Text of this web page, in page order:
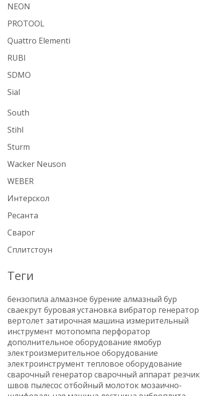
NEON
PROTOOL
Quattro Elementi
RUBI
SDMO
Sial
South
Stihl
Sturm
Wacker Neuson
WEBER
Интерскол
Ресанта
Сварог
Сплитстоун
Теги
бензопила алмазное бурение алмазный бур
сваекрут буровая установка вибратор генератор
вертолет затирочная машина измерительный
инструмент мотопомпа перфоратор
дополнительное оборудование ямобур
электроизмерительное оборудование
электроинструмент тепловое оборудование
сварочный генератор сварочный аппарат резчик
швов пылесосотбойный молоток мозаично-